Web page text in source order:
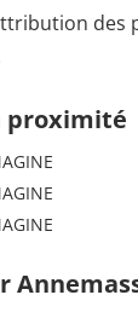
des
proximité